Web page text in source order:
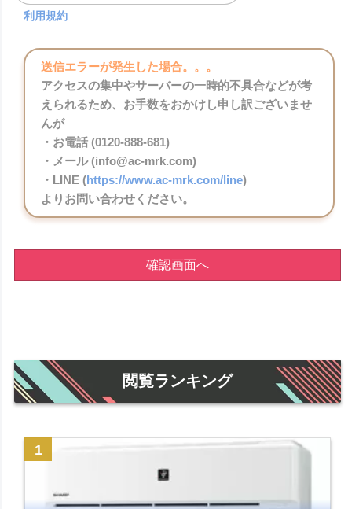
利用規約
送信エラーが発生した場合。。。
アクセスの集中やサーバーの一時的不具合などが考
えられるため、お手数をおかけし申し訳ございませ
んが
・お電話 (0120-888-681)
・メール (info@ac-mrk.com)
・LINE (https://www.ac-mrk.com/line)
よりお問い合わせください。
確認画面へ
閲覧ランキング